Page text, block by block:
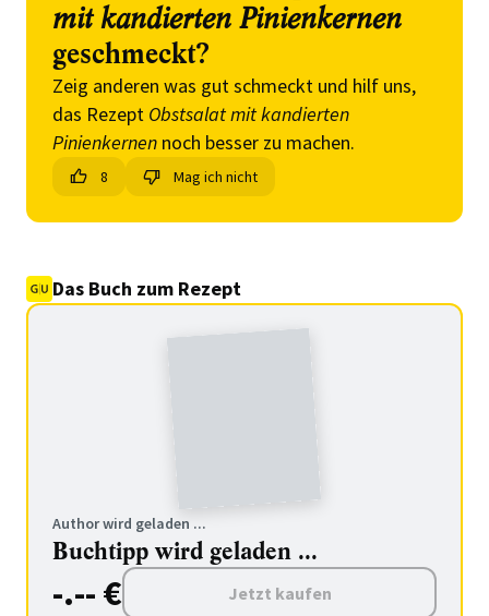
mit kandierten Pinienkernen
geschmeckt?
Zeig anderen was gut schmeckt und hilf uns,
das Rezept Obstsalat mit kandierten
Pinienkernen noch besser zu machen.
8 Mag ich nicht
Das Buch zum Rezept
Author wird geladen ...
Buchtipp wird geladen ...
-.-- € Jetzt kaufen